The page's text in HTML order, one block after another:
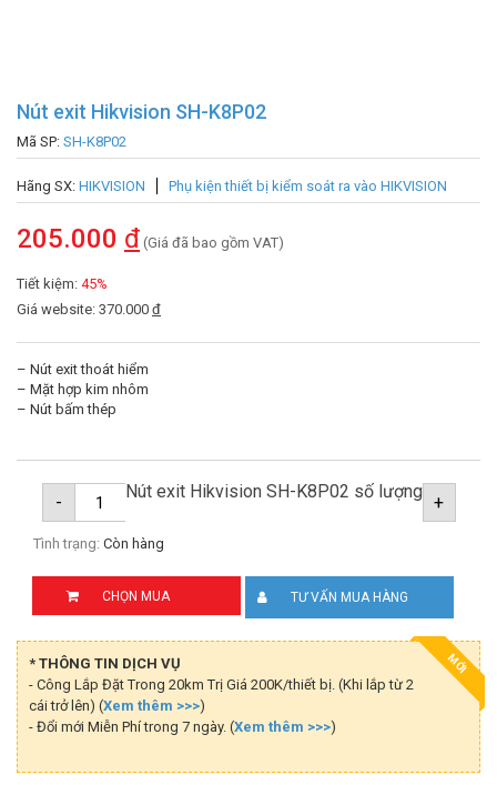
Nút exit Hikvision SH-K8P02
Mã SP: SH-K8P02
Hãng SX: HIKVISION Phụ kiện thiết bị kiểm soát ra vào HIKVISION
205.000 đ (Giá đã bao gồm VAT)
Tiết kiệm: 45%
Giá website: 370.000 đ
– Nút exit thoát hiểm
– Mặt hợp kim nhôm
– Nút bấm thép
- Nút exit Hikvision SH-K8P02 số lượng +
Tình trạng: Còn hàng
CHỌN MUA TƯ VẤN MUA HÀNG
MỚI
* THÔNG TIN DỊCH VỤ
- Công Lắp Đặt Trong 20km Trị Giá 200K/thiết bị. (Khi lắp từ 2
cái trở lên) (Xem thêm >>>)
- Đổi mới Miễn Phí trong 7 ngày. (Xem thêm >>>)